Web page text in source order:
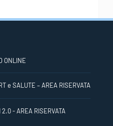
ONLINE
e SALUTE – AREA RISERVATA
2.0 - AREA RISERVATA